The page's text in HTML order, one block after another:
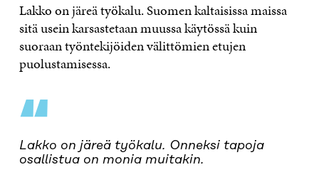
Lakko on järeä työkalu. Suomen kaltaisissa maissa
sitä usein karsastetaan muussa käytössä kuin
suoraan työntekijöiden välittömien etujen
puolustamisessa.
“
Lakko on järeä työkalu. Onneksi tapoja
osallistua on monia muitakin.